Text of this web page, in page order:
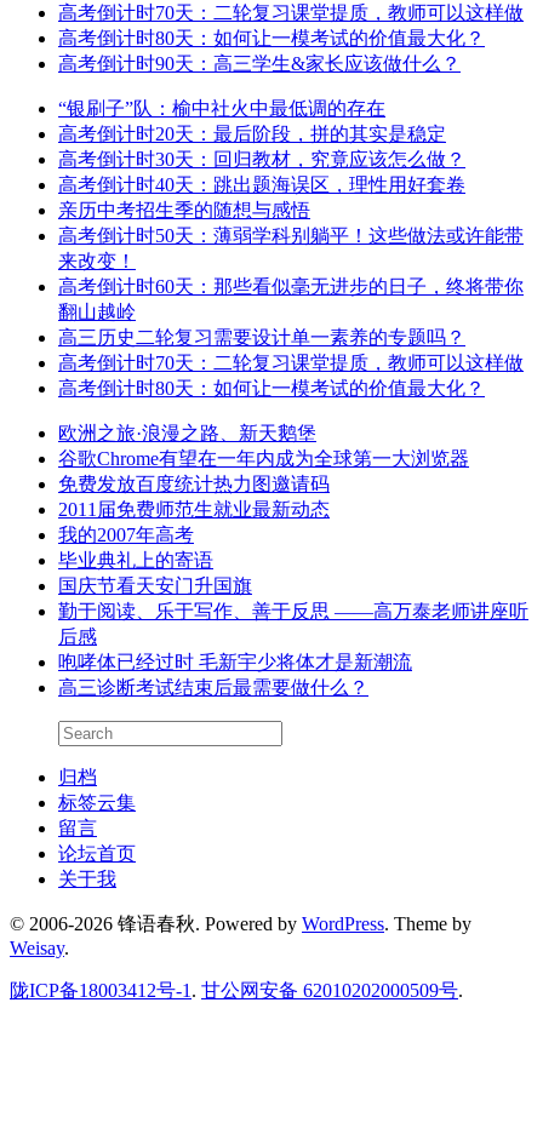
高考倒计时70天：二轮复习课堂提质，教师可以这样做
高考倒计时80天：如何让一模考试的价值最大化？
高考倒计时90天：高三学生&家长应该做什么？
“银刷子”队：榆中社火中最低调的存在
高考倒计时20天：最后阶段，拼的其实是稳定
高考倒计时30天：回归教材，究竟应该怎么做？
高考倒计时40天：跳出题海误区，理性用好套卷
亲历中考招生季的随想与感悟
高考倒计时50天：薄弱学科别躺平！这些做法或许能带
来改变！
高考倒计时60天：那些看似毫无进步的日子，终将带你
翻山越岭
高三历史二轮复习需要设计单一素养的专题吗？
高考倒计时70天：二轮复习课堂提质，教师可以这样做
高考倒计时80天：如何让一模考试的价值最大化？
欧洲之旅·浪漫之路、新天鹅堡
谷歌Chrome有望在一年内成为全球第一大浏览器
免费发放百度统计热力图邀请码
2011届免费师范生就业最新动态
我的2007年高考
毕业典礼上的寄语
国庆节看天安门升国旗
勤于阅读、乐于写作、善于反思 ——高万泰老师讲座听
后感
咆哮体已经过时 毛新宇少将体才是新潮流
高三诊断考试结束后最需要做什么？
归档
标签云集
留言
论坛首页
关于我
© 2006-2026 锋语春秋. Powered by WordPress. Theme by
Weisay.
陇ICP备18003412号-1 . 甘公网安备 62010202000509号.